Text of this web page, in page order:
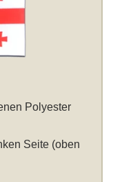
Polyester
Seite (oben